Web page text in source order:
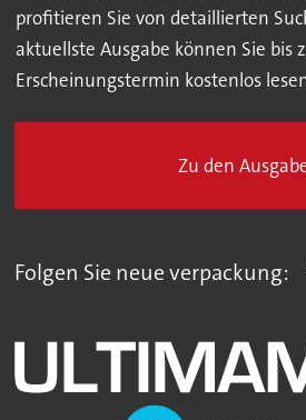
profitieren Sie von detaillierten
aktuellste Ausgabe können Sie bis
Erscheinungstermin kostenlos
Zu den
Folgen Sie neue verpackung: